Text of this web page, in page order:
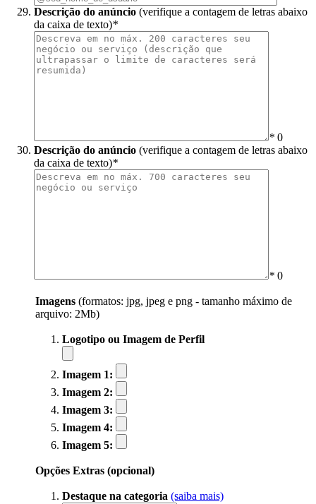
Descrição do anúncio (verifique a contagem de letras abaixo
da caixa de texto)*
* 0
Descrição do anúncio (verifique a contagem de letras abaixo
da caixa de texto)*
* 0
Imagens (formatos: jpg, jpeg e png - tamanho máximo de
arquivo: 2Mb)
Logotipo ou Imagem de Perfil
Imagem 1:
Imagem 2:
Imagem 3:
Imagem 4:
Imagem 5:
Opções Extras (opcional)
Destaque na categoria (saiba mais)